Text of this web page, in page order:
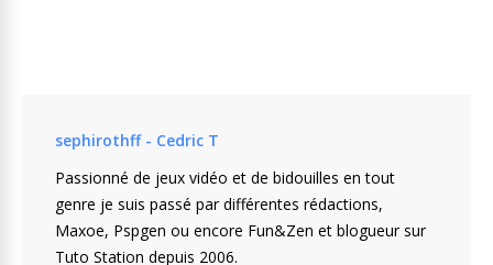
sephirothff - Cedric T
Passionné de jeux vidéo et de bidouilles en tout
genre je suis passé par différentes rédactions,
Maxoe, Pspgen ou encore Fun&Zen et blogueur sur
Tuto Station depuis 2006.